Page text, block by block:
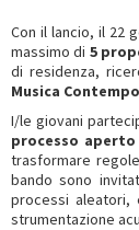
Con il lancio, il 22
massimo di 5
di residenza,
Musica
I/le giovani
processo
trasformare
bando sono
processi aleatori,
strumentazione